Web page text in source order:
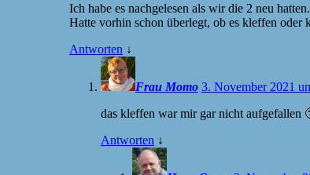
Ich habe es nachgelesen als wir die 2 neu hatten.
Hatte vorhin schon überlegt, ob es kleffen oder
Antworten ↓
Frau Momo 3. November 2021
das kleffen war mir gar nicht aufgefallen
Antworten ↓